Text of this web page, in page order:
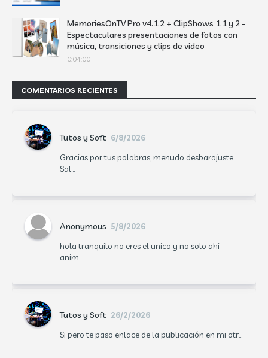
MemoriesOnTV Pro v4.1.2 + ClipShows 1.1 y 2 -
Espectaculares presentaciones de fotos con
música, transiciones y clips de video
0:04:00
COMENTARIOS RECIENTES
Tutos y Soft 6/8/2026
Gracias por tus palabras, menudo desbarajuste.
Sal...
Anonymous 5/8/2026
hola tranquilo no eres el unico y no solo ahi
anim...
Tutos y Soft 26/2/2026
Si pero te paso enlace de la publicación en mi otr...